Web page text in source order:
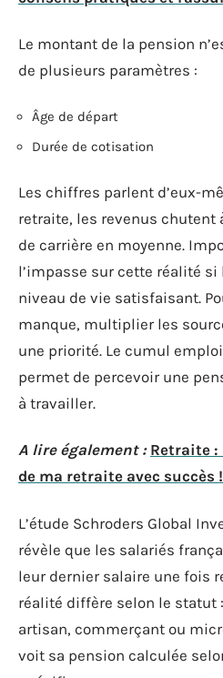
Le montant de la pension
de plusieurs paramètres :
Âge de départ
Durée de cotisation
Les chiffres parlent d’eux-
retraite, les revenus chutent
de carrière en moyenne.
l’impasse sur cette réalité si
niveau de vie satisfaisant.
manque, multiplier les
une priorité. Le cumul
permet de percevoir une
à travailler.
A lire également : Retraite
de ma retraite avec succès !
L’étude Schroders Global
révèle que les salariés
leur dernier salaire une fois
réalité diffère selon le statut
artisan, commerçant ou
voit sa pension calculée